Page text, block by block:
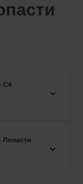
C4
Лопасти